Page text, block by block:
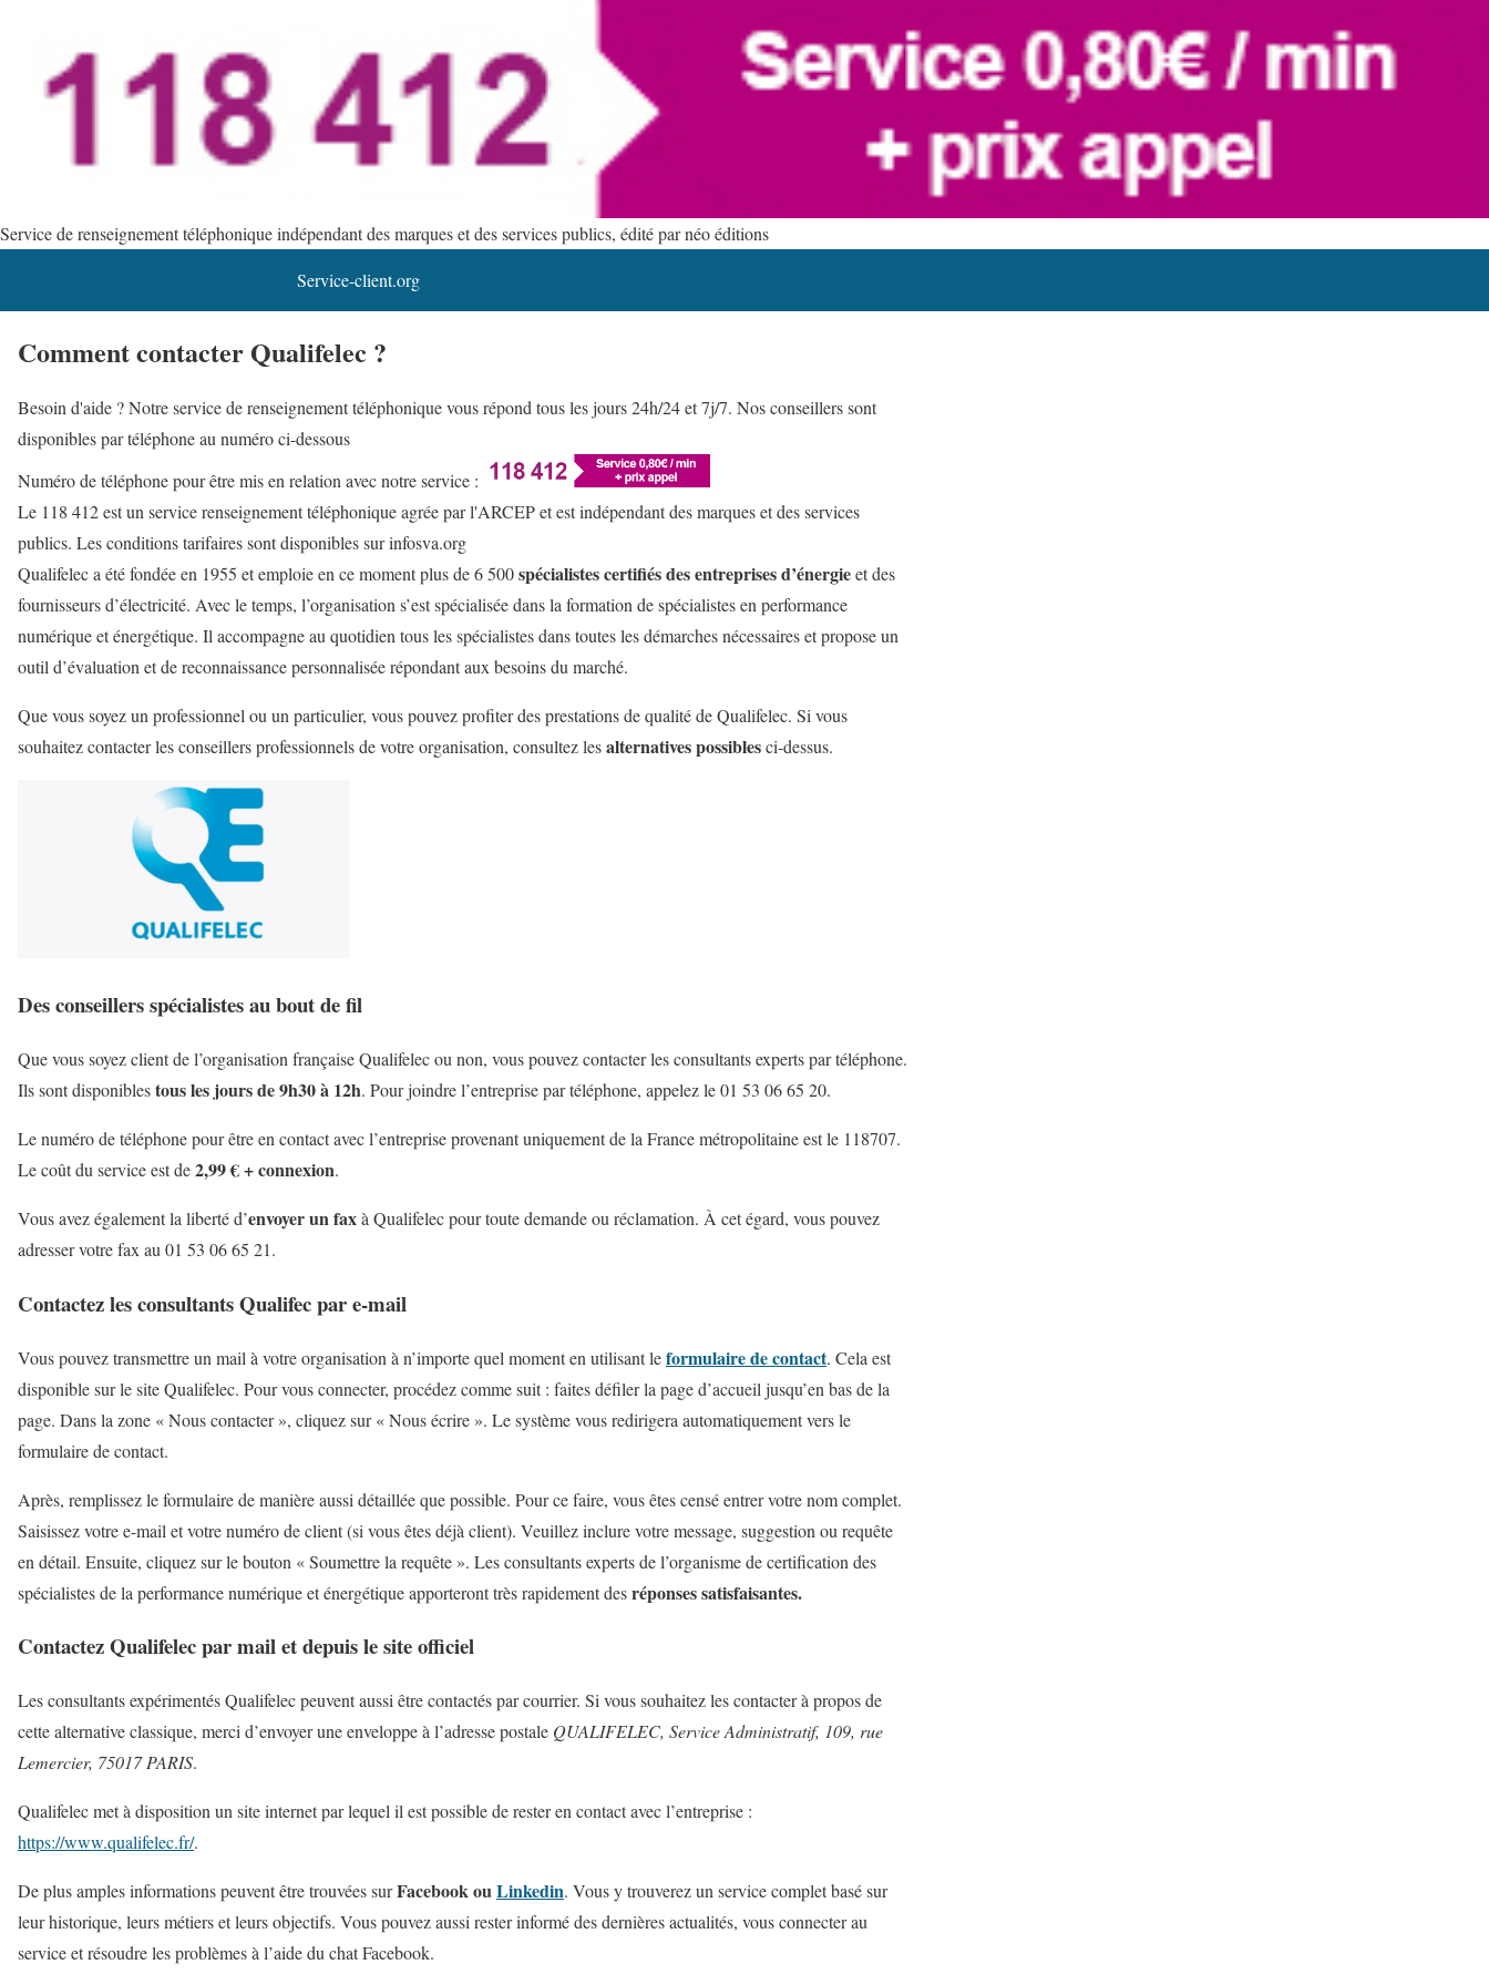
Service de renseignement téléphonique indépendant des marques et des services publics, édité par néo éditions
Service-client.org
Comment contacter Qualifelec ?
Besoin d'aide ? Notre service de renseignement téléphonique vous répond tous les jours 24h/24 et 7j/7. Nos conseillers sont
disponibles par téléphone au numéro ci-dessous
Numéro de téléphone pour être mis en relation avec notre service :
Le 118 412 est un service renseignement téléphonique agrée par l'ARCEP et est indépendant des marques et des services
publics. Les conditions tarifaires sont disponibles sur infosva.org
Qualifelec a été fondée en 1955 et emploie en ce moment plus de 6 500spécialistes certifiés des entreprises d’énergieet des
fournisseurs d’électricité. Avec le temps, l’organisation s’est spécialisée dans la formation de spécialistes en performance
numérique et énergétique. Il accompagne au quotidien tous les spécialistes dans toutes les démarches nécessaires et propose un
outil d’évaluation et de reconnaissance personnalisée répondant aux besoins du marché.
Que vous soyez un professionnel ou un particulier, vous pouvez profiter des prestations de qualité de Qualifelec. Si vous
souhaitez contacter les conseillers professionnels de votre organisation, consultez lesalternatives possiblesci-dessus.
Des conseillers spécialistes au bout de fil
Que vous soyez client de l’organisation française Qualifelec ou non, vous pouvez contacter les consultants experts par téléphone.
Ils sont disponiblestous les jours de 9h30 à 12h. Pour joindre l’entreprise par téléphone, appelez le 01 53 06 65 20.
Le numéro de téléphone pour être en contact avec l’entreprise provenant uniquement de la France métropolitaine est le 118707.
Le coût du service est de2,99 € + connexion.
Vous avez également la liberté d’envoyer un faxà Qualifelec pour toute demande ou réclamation. À cet égard, vous pouvez
adresser votre fax au 01 53 06 65 21.
Contactez les consultants Qualifec par e-mail
Vous pouvez transmettre un mail à votre organisation à n’importe quel moment en utilisant leformulaire de contact. Cela est
disponible sur le site Qualifelec. Pour vous connecter, procédez comme suit : faites défiler la page d’accueil jusqu’en bas de la
page. Dans la zone « Nous contacter », cliquez sur « Nous écrire ». Le système vous redirigera automatiquement vers le
formulaire de contact.
Après, remplissez le formulaire de manière aussi détaillée que possible. Pour ce faire, vous êtes censé entrer votre nom complet.
Saisissez votre e-mail et votre numéro de client (si vous êtes déjà client). Veuillez inclure votre message, suggestion ou requête
en détail. Ensuite, cliquez sur le bouton « Soumettre la requête ». Les consultants experts de l’organisme de certification des
spécialistes de la performance numérique et énergétique apporteront très rapidement desréponses satisfaisantes.
Contactez Qualifelec par mail et depuis le site officiel
Les consultants expérimentés Qualifelec peuvent aussi être contactés par courrier. Si vous souhaitez les contacter à propos de
cette alternative classique, merci d’envoyer une enveloppe à l’adresse postale QUALIFELEC, Service Administratif, 109, rue
Lemercier, 75017 PARIS.
Qualifelec met à disposition un site internet par lequel il est possible de rester en contact avec l’entreprise :
https://www.qualifelec.fr/.
De plus amples informations peuvent être trouvées surFacebook ouLinkedin. Vous y trouverez un service complet basé sur
leur historique, leurs métiers et leurs objectifs. Vous pouvez aussi rester informé des dernières actualités, vous connecter au
service et résoudre les problèmes à l’aide du chat Facebook.